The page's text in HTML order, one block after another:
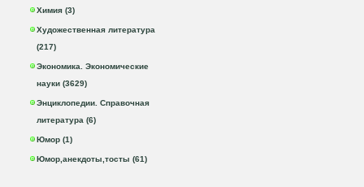
Химия (3)
Художественная литература
(217)
Экономика. Экономические
науки (3629)
Энциклопедии. Справочная
литература (6)
Юмор (1)
Юмор,анекдоты,тосты (61)